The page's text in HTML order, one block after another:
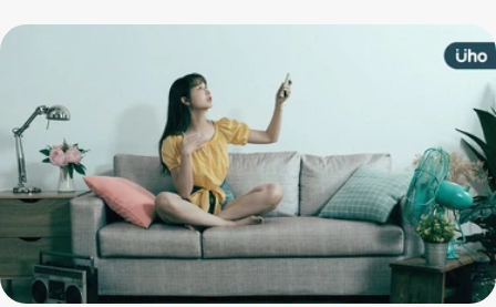
分享「媽媽放不下的牽掛」，別急著說服自己「該出走了」，重要